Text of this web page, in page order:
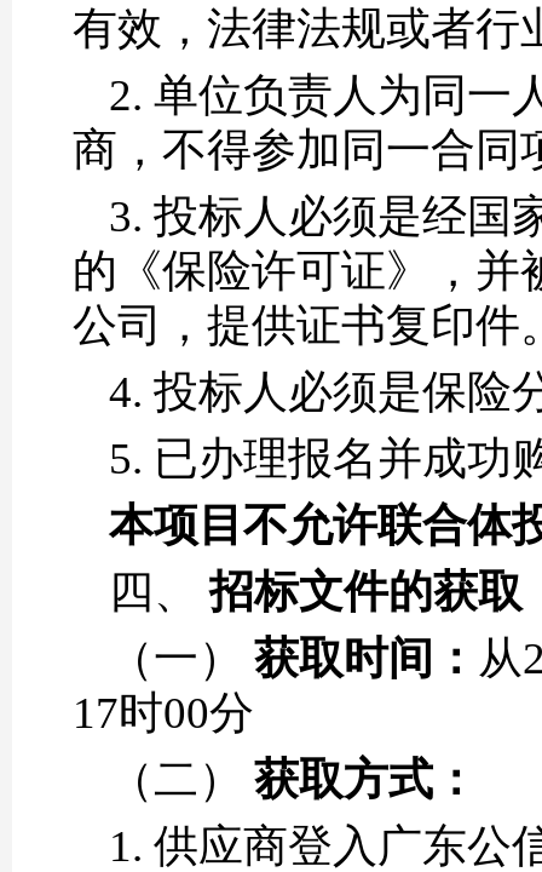
有效，法律法规或者行
2. 单位负责人为同一
商，不得参加同一合同
3. 投标人必须是经国
的《保险许可证》，并
公司，提供证书复印件
4. 投标人必须是保险
5. 已办理报名并成功
本项目不允许联合体
四、招标文件的获取
（一） 获取时间： 从
17时00分
（二） 获取方式：
1. 供应商登入广东公